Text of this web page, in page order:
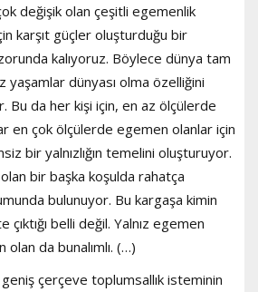
değişik olan çeşitli egemenlik
karşıt güçler oluşturduğu bir
kalıyoruz. Böylece dünya tam
yaşamlar dünyası olma özelliğini
Bu da her kişi için, en az ölçülerde
en çok ölçülerde egemen olanlar için
bir yalnızlığın temelini oluşturuyor.
bir başka koşulda rahatça
bulunuyor. Bu kargaşa kimin
çıktığı belli değil. Yalnız egemen
da bunalımlı. (…)
çerçeve toplumsallık isteminin